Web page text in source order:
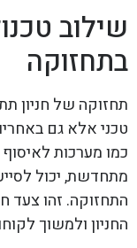
שילוב
בתחזוקה
תחזוקה של חניון
טכני אלא גם
כמו מערכות
מתחדשת, יכול
התחזוקה. זהו
החניון ולמשוך